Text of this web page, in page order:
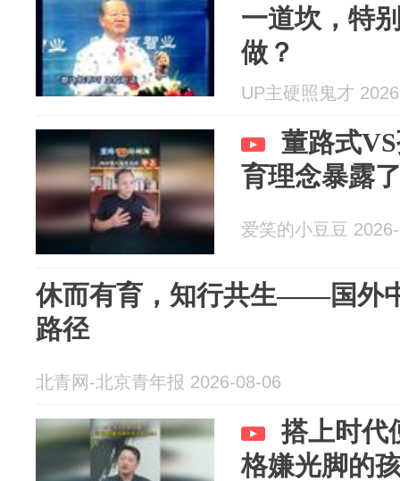
一道坎，特
做？
UP主硬照鬼才
董路式
育理念暴露
爱笑的小豆豆
休而有育，知行共生——国外
路径
北青网-北京青年报 2026-08-06
搭上时代
格嫌光脚的